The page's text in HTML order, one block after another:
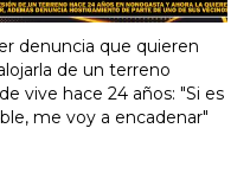
denuncia que quieren
de un terreno
vive hace 24 años: "Si es
me voy a encadenar"